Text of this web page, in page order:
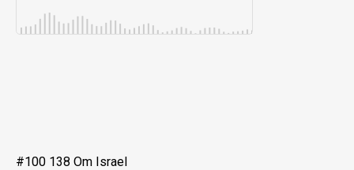
#100 138 Om Israel